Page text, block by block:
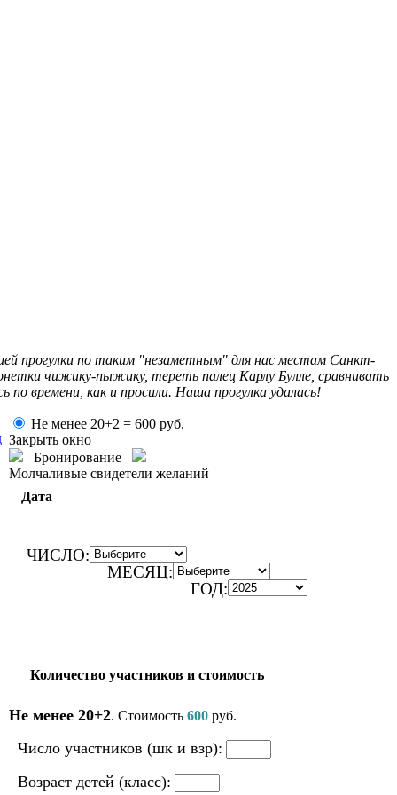
прогулки по таким "незаметным" для нас местам Санкт-
чижику-пыжику, тереть палец Карлу Булле, сравнивать
времени, как и просили. Наша прогулка удалась!
Не менее 20+2 = 600 руб.
Закрыть окно
Бронирование
Молчаливые свидетели желаний
Дата
ЧИСЛО:
МЕСЯЦ:
ГОД:
Количество участников и стоимость
Не менее 20+2. Стоимость 600 руб.
Число участников (шк и взр):
Возраст детей (класс):